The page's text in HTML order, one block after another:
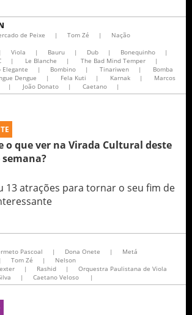
de Peixe | Tom Zé |
Nação
Viola | Bauru | Dub | Bonequinho
|
| Le Blanche | The Bad Mind Temper
|
Elegante | Bombino | Tinariwen |
Bomba
Dengue | Fela Kuti | Karnak |
Marcos
| João Donato | Caetano |
o que ver na Virada Cultural deste
13 atrações para tornar o seu fim de
Pascoal | Dona Onete |
Metá
Tom Zé |
Nelson
| Rashid |
Orquestra Paulistana de Viola
| Caetano Veloso |